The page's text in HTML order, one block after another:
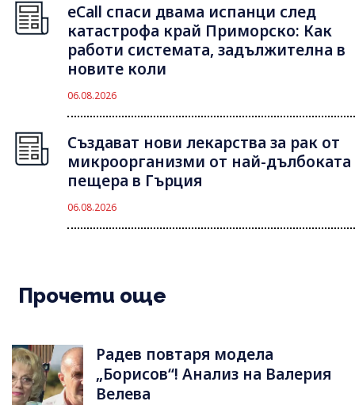
eCall спаси двама испанци след
катастрофа край Приморско: Как
работи системата, задължителна в
новите коли
06.08.2026
Създават нови лекарства за рак от
микроорганизми от най-дълбоката
пещера в Гърция
06.08.2026
Прочети още
Радев повтаря модела
„Борисов“! Анализ на Валерия
Велева